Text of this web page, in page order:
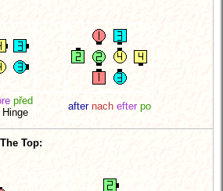
před
after nach efter po
Top: